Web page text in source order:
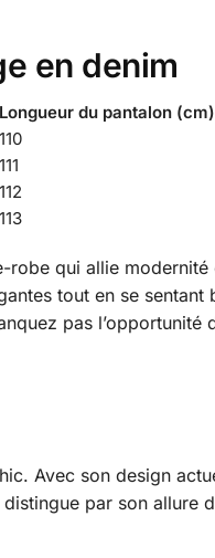
en denim
Longueur du pantalon (cm)
110
111
112
113
robe qui allie
tout en se sentant
pas l’opportunité
Avec son design
par son allure